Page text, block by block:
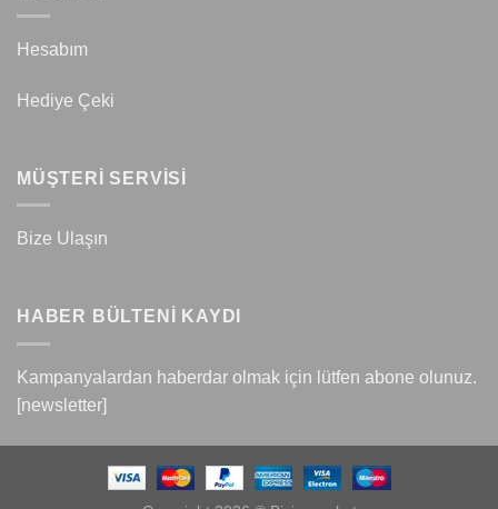
Hesabım
Hediye Çeki
MÜŞTERİ SERVİSİ
Bize Ulaşın
HABER BÜLTENİ KAYDI
Kampanyalardan haberdar olmak için lütfen abone olunuz.
[newsletter]